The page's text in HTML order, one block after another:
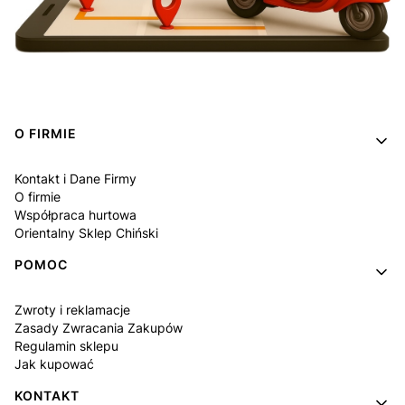
Linki w stopce
O FIRMIE
Kontakt i Dane Firmy
O firmie
Współpraca hurtowa
Orientalny Sklep Chiński
POMOC
Zwroty i reklamacje
Zasady Zwracania Zakupów
Regulamin sklepu
Jak kupować
KONTAKT